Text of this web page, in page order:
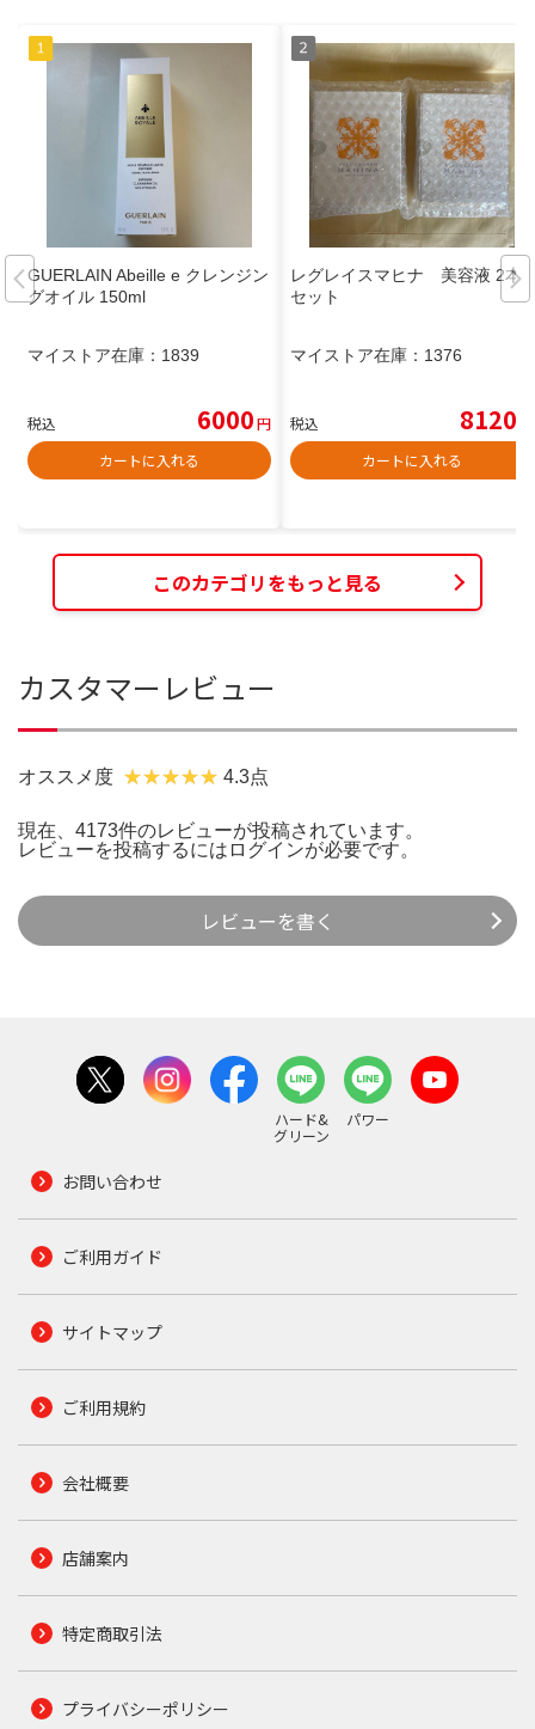
GUERLAIN Abeille e クレンジン
グオイル 150ml
マイストア在庫： 1839
税込 6000円
カートに入れる
レグレイスマヒナ 美容液 2本
セット
マイストア在庫： 1376
税込 8120
カートに入れる
このカテゴリをもっと見る
カスタマーレビュー
オススメ度 4.3点
現在、4173件のレビューが投稿されています。
レビューを投稿するには ログインが必要です。
レビューを書く
ハード&
グリーン
パワー
お問い合わせ
ご利用ガイド
サイトマップ
ご利用規約
会社概要
店舗案内
特定商取引法
プライバシーポリシー